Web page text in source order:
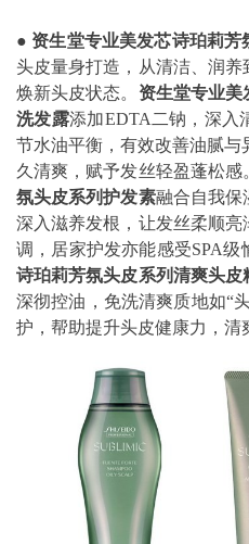
● 资生堂专业美发芯诗珀莉芳
头皮量身打造，从清洁、润
焕新头皮状态。 资生堂专业美
洗发露添加EDTA二钠，深入
节水油平衡，有效改善油腻与
久清爽，赋予发丝轻盈蓬松感
氛头皮系列护发素融合自我保
深入滋养发根，让发丝柔顺
调，居家护发亦能感受SPA级
诗珀莉芳氛头皮系列清爽头皮
深彻控油，免洗清爽质地如“
护，帮助提升头皮健康力，清